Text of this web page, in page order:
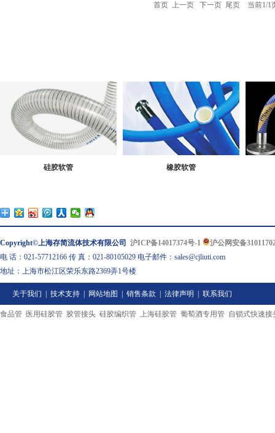
首页 上一页 下一页 尾页 当前1/1
硅胶软管 橡胶软管
Copyright©上海存简流体技术有限公司 沪ICP备14017374号-1
沪公网安备
电 话：021-57712166 传 真：021-80105029 电子邮件：sales@cjliuti.com
地址：上海市松江区荣乐东路2369弄1号楼
关于我们 技术支持 网站地图 销售条款 法律声明 联系我们
食品管 医用硅胶管 胶管接头 硅胶编织管 上海硅胶管 葡萄酒专用管 自锁式快速接